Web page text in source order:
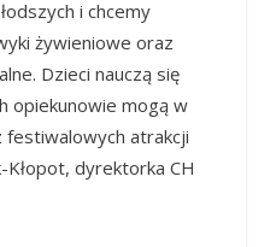
i chcemy
żywieniowe oraz
Dzieci nauczą się
opiekunowie mogą w
atrakcji
Kłopot, dyrektorka CH